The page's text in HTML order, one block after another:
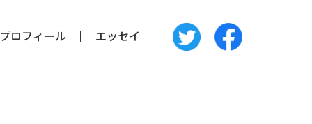
ロフィール エッセイ